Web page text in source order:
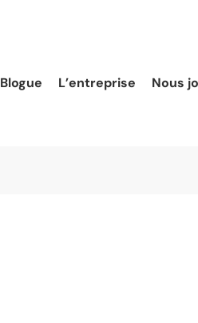
Blogue L’entreprise Nous